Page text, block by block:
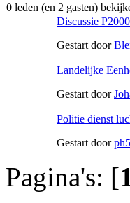
0 leden (en 2 gasten)
Discussie
Gestart door
Landelijke
Gestart door
Politie dienst
Gestart door
Pagina's: [